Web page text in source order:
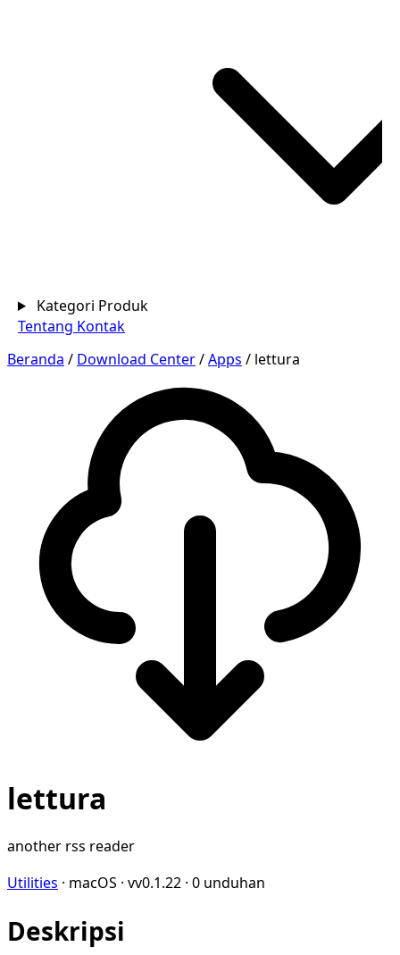
Kategori Produk
Tentang Kontak
Beranda / Download Center/Apps / lettura
lettura
another rss reader
Utilities · macOS · vv0.1.22 · 0 unduhan
Deskripsi